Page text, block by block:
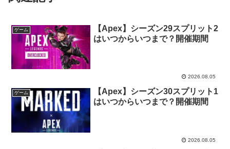
ゲーム
【Apex】シーズン29スプリット2
はいつからいつまで？開催期間
2026.08.05
ゲーム
【Apex】シーズン30スプリット1
はいつからいつまで？開催期間
2026.08.05